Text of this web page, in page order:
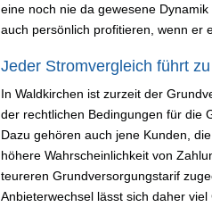
eine noch nie da gewesene
auch persönlich profitieren, wenn er
Jeder Stromvergleich führt
In Waldkirchen ist zurzeit der
der rechtlichen Bedingungen für die
Dazu gehören auch jene Kunden,
höhere Wahrscheinlichkeit von
teureren Grundversorgungstarif
Anbieterwechsel lässt sich daher viel